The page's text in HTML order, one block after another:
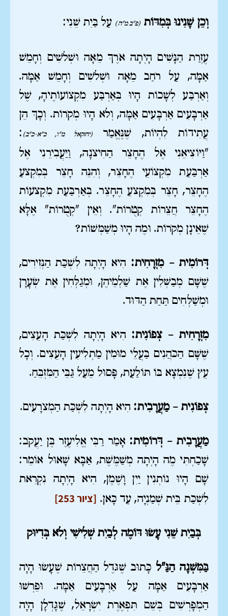
וְכֵן שָׁנִינוּ בְּמִדּוֹת (פ"ב מ"ה) עַל בַּיִת שֵׁנִי:
עֶזְרַת הַנָּשִׁים הָיְתָה אֹרֶךְ מֵאָה וּשְׁלֹשִׁים וְחָמֵשׁ
אַמָּה, עַל רֹחַב מֵאָה וּשְׁלֹשִׁים וְחָמֵשׁ אַמָּה.
וְאַרְבַּע לְשָׁכוֹת הָיוּ בְּאַרְבַּע מִקְצוֹעוֹתֶיהָ, שֶׁל
אַרְבָּעִים אַרְבָּעִים אַמָּה, וְלֹא הָיוּ מְקֹרוֹת. וְכָךְ הֵן
עֲתִידוֹת לִהְיוֹת, שֶׁנֶּאֱמַר
(יחזקאל מ"ו, כ"א-כ"ב) :
"וַיּוֹצִיאֵנִי אֶל הֶחָצֵר הַחִיצֹנָה, וַיַּעֲבִירֵנִי אֶל
אַרְבַּעַת מִקְצוֹעֵי הֶחָצֵר, וְהִנֵּה חָצֵר בְּמִקְצֹעַ
הֶחָצֵר, חָצֵר בְּמִקְצֹעַ הֶחָצֵר. בְּאַרְבַּעַת מִקְצֹעוֹת
הֶחָצֵר חֲצֵרוֹת קְטֻרוֹת". וְאֵין "קְטֻרוֹת" אֶלָּא
שֶׁאֵינָן מְקֹרוֹת. וּמֶה הָיוּ מְשַׁמְּשׁוֹת?
דְּרוֹמִית – מִזְרָחִית: הִיא הָיְתָה לִשְׁכַּת הַנְּזִירִים,
שֶׁשָּׁם מְבַשְּׁלִין אֶת שַׁלְמֵיהֶן, וּמְגַלְּחִין אֶת שְׂעָרָן
וּמְשַׁלְּחִים תַּחַת הַדּוּד.
מִזְרָחִית – צְפוֹנִית: הִיא הָיְתָה לִשְׁכַּת הָעֵצִים,
שֶׁשָּׁם הַכֹּהֲנִים בַּעֲלֵי מוּמִין מַתְלִיעִין הָעֵצִים. וְכָל
עֵץ שֶׁנִּמְצָא בּוֹ תּוֹלַעַת, פָּסוּל מֵעַל גַּבֵּי הַמִּזְבֵּחַ.
צְפוֹנִית – מַעֲרָבִית:הִיא הָיְתָה לִשְׁכַּת הַמְצֹרָעִים.
מַעֲרָבִית – דְּרוֹמִית:אָמַר רַבִּי אֱלִיעֶזֶר בֶּן יַעֲקֹב:
שָׁכַחְתִּי מֶה הָיְתָה מְשַׁמֶּשֶׁת, אַבָּא שָׁאוּל אוֹמֵר:
שָׁם הָיוּ נוֹתְנִין יַיִן וָשֶׁמֶן, הִיא הָיְתָה נִקְרֵאת
לִשְׁכַּת בֵּית שְׁמַנְיָה, עַד כָּאן. [ציור 253]
בְּבַיִת שֵׁנִי עָשׂוּ דּוֹמֶה לְבַיִת שְׁלִישִׁי וְלֹא בְּדִיּוּק
בַּמִּשְׁנָה הַנַּ"לכָּתוּב שֶׁגֹּדֶל הַחֲצֵרוֹת שֶׁעָשׂוּ הָיָה
אַרְבָּעִים אַמָּה עַל אַרְבָּעִים אַמָּה. וּפֵרְשׁוּ
הַמְפָרְשִׁים בְּשֵׁם תִּפְאֶרֶת יִשְׂרָאֵל, שֶׁגָּדְלָן הָיָה